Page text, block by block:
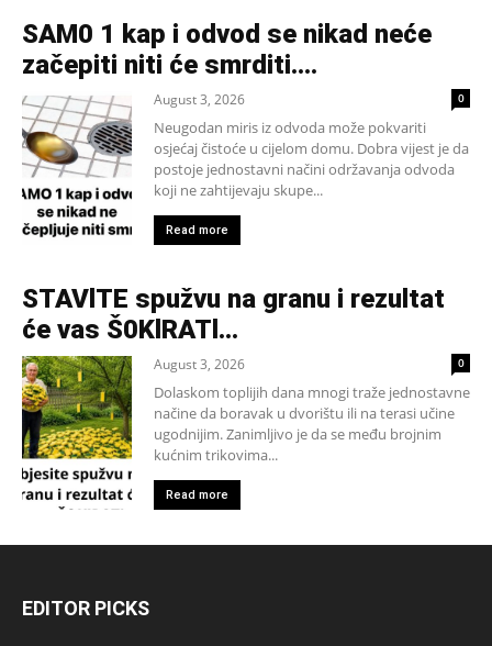
SAM0 1 kap i odvod se nikad neće
začepiti niti će smrditi….
August 3, 2026 0
Neugodan miris iz odvoda može pokvariti
osjećaj čistoće u cijelom domu. Dobra vijest je da
postoje jednostavni načini održavanja odvoda
koji ne zahtijevaju skupe...
Read more
STAVlTE spužvu na granu i rezultat
će vas Š0KlRATl…
August 3, 2026 0
Dolaskom toplijih dana mnogi traže jednostavne
načine da boravak u dvorištu ili na terasi učine
ugodnijim. Zanimljivo je da se među brojnim
kućnim trikovima...
Read more
EDITOR PICKS